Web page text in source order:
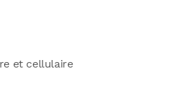
et cellulaire